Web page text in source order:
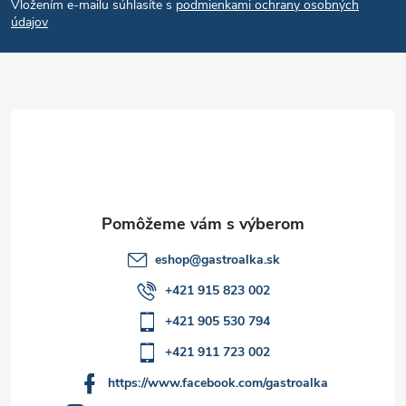
r
v
p
Vložením e-mailu súhlasíte s podmienkami ochrany osobných
údajov
eshop@gastroalka.sk
+421 915 823 002
+421 905 530 794
+421 911 723 002
https://www.facebook.com/gastroalka